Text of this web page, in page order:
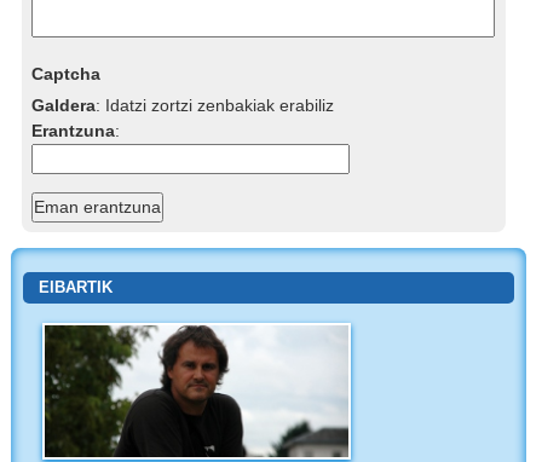
Captcha
Galdera: Idatzi zortzi zenbakiak erabiliz
Erantzuna:
EIBARTIK